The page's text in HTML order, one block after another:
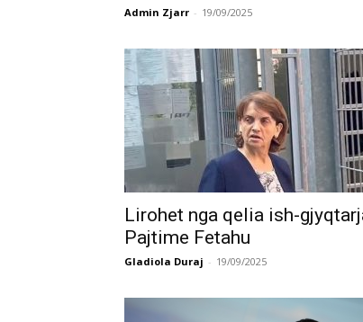
Admin Zjarr - 19/09/2025
Lirohet nga qelia ish-
Pajtime Fetahu
Gladiola Duraj - 19/09/2025